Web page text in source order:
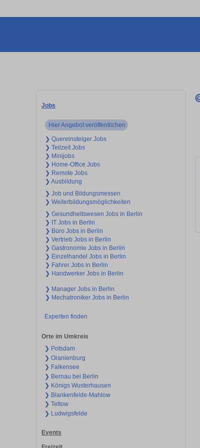
Jobs
Hier Angebot veröffentlichen
❯ Quereinsteiger Jobs
❯ Teilzeit Jobs
❯ Minijobs
❯ Home-Office Jobs
❯ Remote Jobs
❯ Ausbildung
❯ Job und Bildungsmessen
❯ Weiterbildungsmöglichkeiten
❯ Gesundheitswesen Jobs in Berlin
❯ IT Jobs in Berlin
❯ Büro Jobs in Berlin
❯ Vertrieb Jobs in Berlin
❯ Gastronomie Jobs in Berlin
❯ Einzelhandel Jobs in Berlin
❯ Fahrer Jobs in Berlin
❯ Handwerker Jobs in Berlin
❯ Manager Jobs in Berlin
❯ Mechatroniker Jobs in Berlin
Experten finden
Orte im Umkreis
❯ Potsdam
❯ Oranienburg
❯ Falkensee
❯ Bernau bei Berlin
❯ Königs Wusterhausen
❯ Blankenfelde-Mahlow
❯ Teltow
❯ Ludwigsfelde
Events